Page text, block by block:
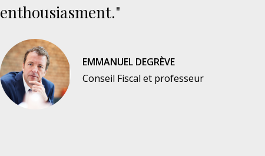
enthousiasment."
EMMANUEL DEGRÈVE
Conseil Fiscal et professeur